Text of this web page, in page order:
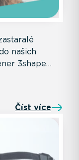
našich
3shape
Číst více